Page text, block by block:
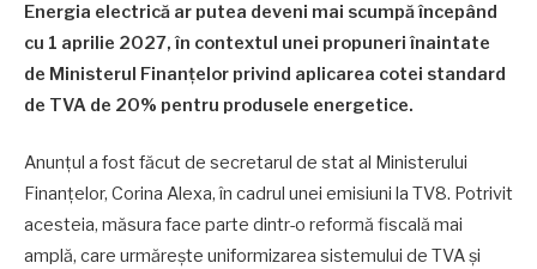
Energia electrică ar putea deveni mai scumpă începând
cu 1 aprilie 2027, în contextul unei propuneri înaintate
de Ministerul Finanțelor privind aplicarea cotei standard
de TVA de 20% pentru produsele energetice.
Anunțul a fost făcut de secretarul de stat al Ministerului
Finanțelor, Corina Alexa, în cadrul unei emisiuni la TV8. Potrivit
acesteia, măsura face parte dintr-o reformă fiscală mai
amplă, care urmărește uniformizarea sistemului de TVA și